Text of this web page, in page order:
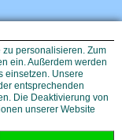
personalisieren. Zum
ein. Außerdem werden
einsetzen. Unsere
entsprechenden
Die Deaktivierung von
unserer Website